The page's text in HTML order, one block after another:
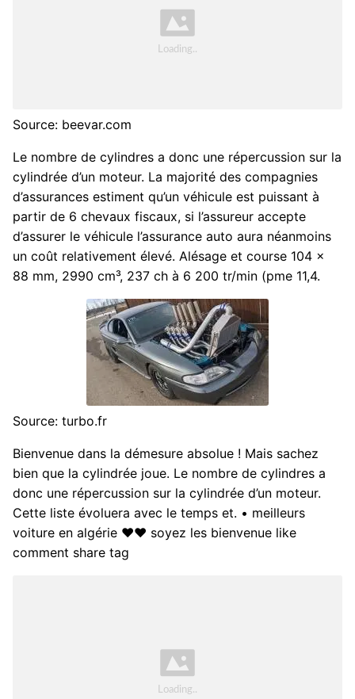
Source: beevar.com
Le nombre de cylindres a donc une répercussion sur la
cylindrée d’un moteur. La majorité des compagnies
d’assurances estiment qu’un véhicule est puissant à
partir de 6 chevaux fiscaux, si l’assureur accepte
d’assurer le véhicule l’assurance auto aura néanmoins
un coût relativement élevé. Alésage et course 104 x
88 mm, 2990 cm³, 237 ch à 6 200 tr/min (pme 11,4.
Source: turbo.fr
Bienvenue dans la démesure absolue ! Mais sachez
bien que la cylindrée joue. Le nombre de cylindres a
donc une répercussion sur la cylindrée d’un moteur.
Cette liste évoluera avec le temps et. • meilleurs
voiture en algérie ♥♥ soyez les bienvenue like
comment share tag